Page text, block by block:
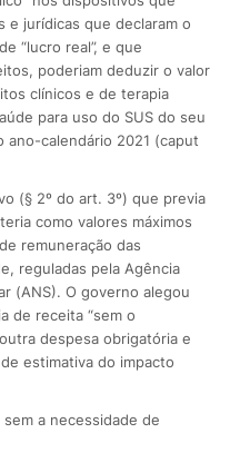
e jurídicas que declaram o
“lucro real”, e que
poderiam deduzir o valor
clínicos e de terapia
para uso do SUS do seu
calendário 2021 (caput
(§ 2º do art. 3º) que previa
como valores máximos
remuneração das
reguladas pela Agência
(ANS). O governo alegou
de receita “sem o
despesa obrigatória e
estimativa do impacto
a necessidade de